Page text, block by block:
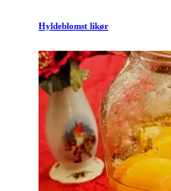
Hyldeblomst likør